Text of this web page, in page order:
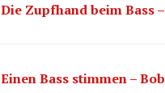
Die Zupfhand beim Bass
Einen Bass stimmen –